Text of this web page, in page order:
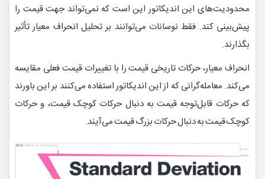
محدودیت‌های این اندیکاتور این است که نمی‌تواند جهت قیمت را
پیش‌بینی کند. فقط نوسانات می‌توانند بر تحلیل انحراف معیار تأثیر
بگذارند.
انحراف معیار، حرکات تاریخی قیمت را با تغییرات قیمت فعلی مقایسه
می‌کند. معامله‌گرانی که از این اندیکاتور استفاده می‌کنند بر این باورند
که حرکات قابل‌توجه قیمت به دنبال حرکات کوچک قیمت، و حرکات
کوچک قیمت به دنبال حرکات بزرگ قیمت می‌آیند.